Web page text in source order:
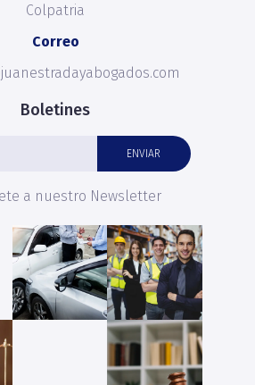
Colpatria
Correo
Boletines
a nuestro Newsletter